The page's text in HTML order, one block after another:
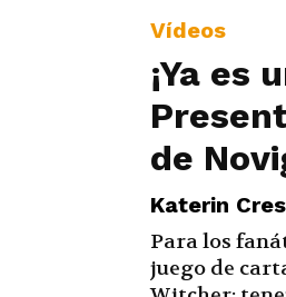
Vídeos
¡Ya es
de
Katerin
Para los
juego de